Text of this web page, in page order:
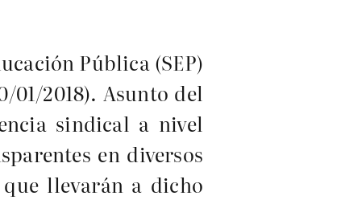
Pública (SEP)
2018). Asunto del
sindical a nivel
en diversos
llevarán a dicho